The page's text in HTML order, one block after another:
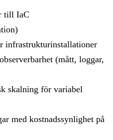
till IaC
infrastrukturinstallationer
(mått, loggar,
skalning för variabel
med kostnadssynlighet på